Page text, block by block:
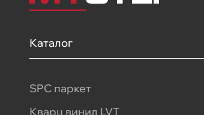
Каталог
SPC паркет
Кварц винил LVT